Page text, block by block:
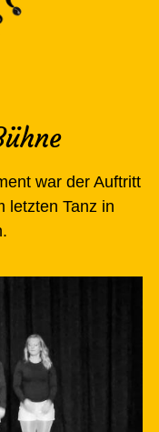
war der Auftritt
letzten Tanz in